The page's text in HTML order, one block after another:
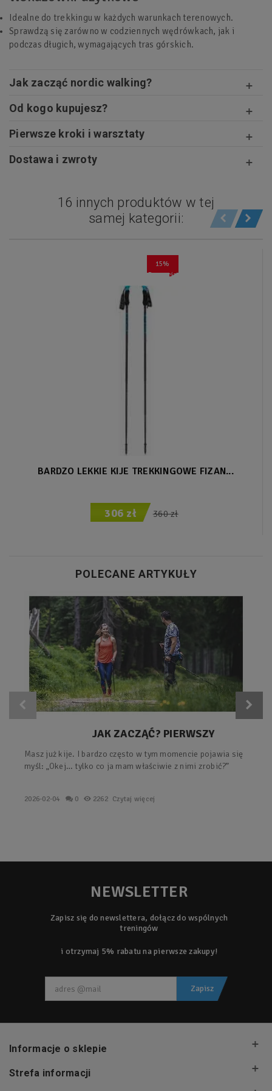
Idealne do trekkingu w każdych warunkach terenowych.
Sprawdzą się zarówno w codziennych wędrówkach, jak i
podczas długich, wymagających tras górskich.
Jak zacząć nordic walking?
Od kogo kupujesz?
Pierwsze kroki i warsztaty
Dostawa i zwroty
16 innych produktów w tej
samej kategorii:
15%
Promocja
BARDZO LEKKIE KIJE TREKKINGOWE FIZAN...
306 zł 360 zł
POLECANE ARTYKUŁY
JAK ZACZĄĆ? PIERWSZY
PLAN KROK PO KROKU.
Masz już kije. I bardzo często w tym momencie pojawia się
myśl: „Okej… tylko co ja mam właściwie z nimi zrobić?”
2026-02-04 0 2262 Czytaj więcej
NEWSLETTER
Zapisz się do newslettera, dołącz do wspólnych
treningów
i otrzymaj 5% rabatu na pierwsze zakupy!
Zapisz
Informacje o sklepie
Strefa informacji